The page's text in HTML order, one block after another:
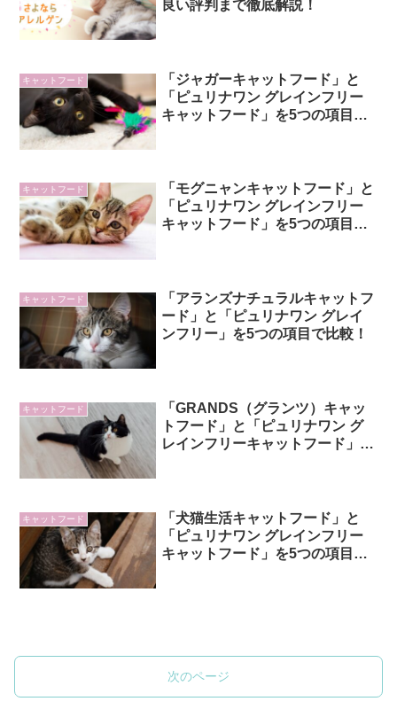
良い評判まで徹底解説！
キャットフード
「ジャガーキャットフード」と
「ピュリナワン グレインフリー
キャットフード」を5つの項目で
キャットフード
「モグニャンキャットフード」と
「ピュリナワン グレインフリー
キャットフード」を5つの項目で
キャットフード
「アランズナチュラルキャットフ
ード」と「ピュリナワン グレイ
ンフリー」を5つの項目で比較！
キャットフード
「GRANDS（グランツ）キャッ
トフード」と「ピュリナワン グ
レインフリーキャットフード」を
キャットフード
「犬猫生活キャットフード」と
「ピュリナワン グレインフリー
キャットフード」を5つの項目で
次のページ